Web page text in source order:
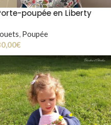
poupée en Liberty
Poupée
€